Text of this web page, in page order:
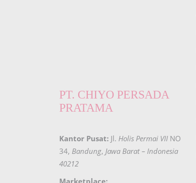
PT. CHIYO PERSADA
PRATAMA
Kantor Pusat: Jl. Holis Permai VII NO
34, Bandung, Jawa Barat – Indonesia
40212
Marketplace: